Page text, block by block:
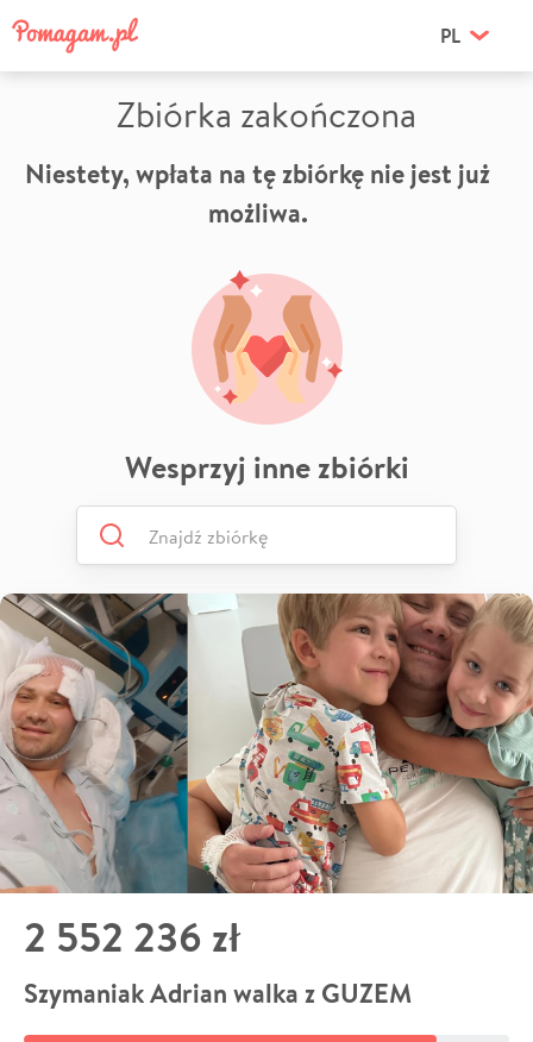
PL
Zbiórka zakończona
Niestety, wpłata na tę zbiórkę nie jest już
możliwa.
Wesprzyj inne zbiórki
2 552 236 zł
Szymaniak Adrian walka z GUZEM